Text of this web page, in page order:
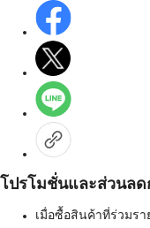
โปรโมชั่นและส่วนล
เมื่อซื้อสินค้าที่ร่วมรา